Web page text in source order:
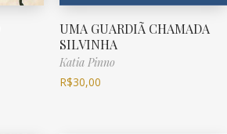
UMA GUARDIÃ CHAMADA
SILVINHA
Katia Pinno
R$30,00